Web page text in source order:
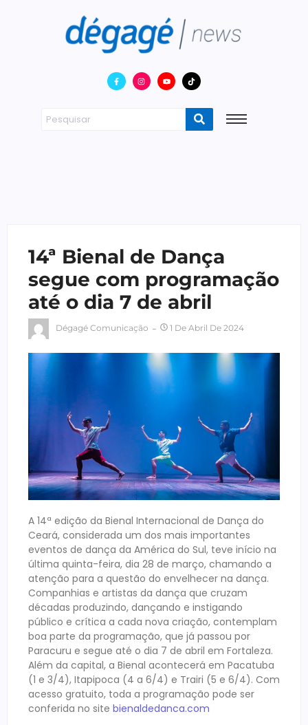
14ª Bienal de Dança
segue com programação
até o dia 7 de abril
Dégagé Comunicação 1 De Abril De 2024
A 14ª edição da Bienal Internacional de Dança do
Ceará, considerada um dos mais importantes
eventos de dança da América do Sul, teve início na
última quinta-feira, dia 28 de março, chamando a
atenção para a questão do envelhecer na dança.
Companhias e artistas da dança que cruzam
décadas produzindo, dançando e instigando
público e crítica a cada nova criação, contemplam
boa parte da programação, que já passou por
Paracuru e segue até o dia 7 de abril em Fortaleza.
Além da capital, a Bienal acontecerá em Pacatuba
(1 e 3/4), Itapipoca (4 a 6/4) e Trairi (5 e 6/4). Com
acesso gratuito, toda a programação pode ser
conferida no site bienaldedanca.com